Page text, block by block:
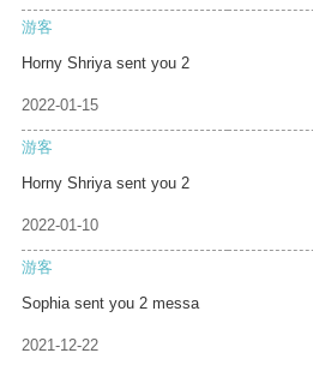
游客
Horny Shriya sent you 2
2022-01-15
游客
Horny Shriya sent you 2
2022-01-10
游客
Sophia sent you 2 messa
2021-12-22